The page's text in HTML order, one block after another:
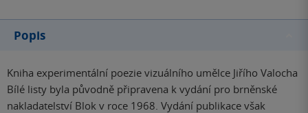
Popis
Kniha experimentální poezie vizuálního umělce Jiřího Valocha
Bílé listy byla původně připravena k vydání pro brněnské
nakladatelství Blok v roce 1968. Vydání publikace však